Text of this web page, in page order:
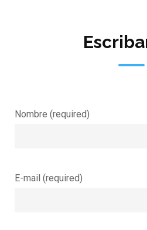
Nombre (required)
E-mail (required)